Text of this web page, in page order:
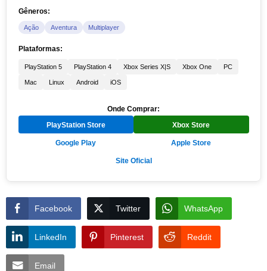
Gêneros:
Ação Aventura Multiplayer
Plataformas:
PlayStation 5 PlayStation 4 Xbox Series X|S Xbox One PC
Mac Linux Android iOS
Onde Comprar:
PlayStation Store Xbox Store
Google Play Apple Store
Site Oficial
Facebook Twitter WhatsApp
LinkedIn Pinterest Reddit
Email